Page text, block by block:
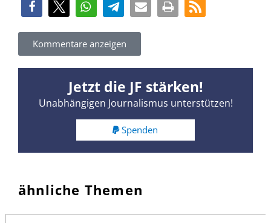
Kommentare anzeigen
Jetzt die JF stärken!
Unabhängigen Journalismus unterstützen!
Spenden
ähnliche Themen